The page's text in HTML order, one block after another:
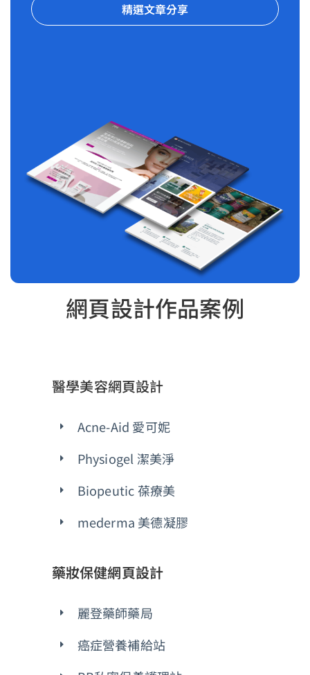
精選文章分享
網頁設計作品案例
醫學美容網頁設計
Acne-Aid 愛可妮
Physiogel 潔美淨
Biopeutic 葆療美
mederma 美德凝膠
藥妝保健網頁設計
麗登藥師藥局
癌症營養補給站